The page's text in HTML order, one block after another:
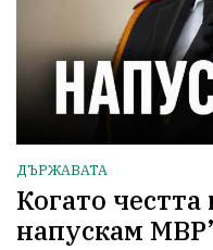
ДЪРЖАВАТА
Когато
напускам